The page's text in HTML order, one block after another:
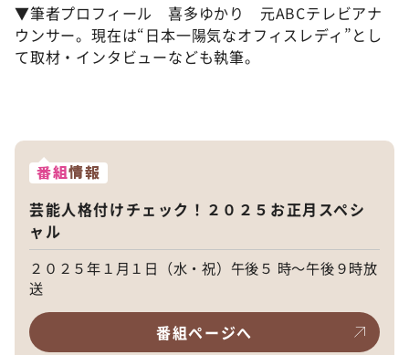
▼筆者プロフィール 喜多ゆかり 元ABCテレビアナ
ウンサー。現在は“日本一陽気なオフィスレディ”とし
て取材・インタビューなども執筆。
番組情報
芸能人格付けチェック！２０２５お正月スペシ
ャル
２０２５年１月１日（水・祝）午後５ 時～午後９時放
送
番組ページへ